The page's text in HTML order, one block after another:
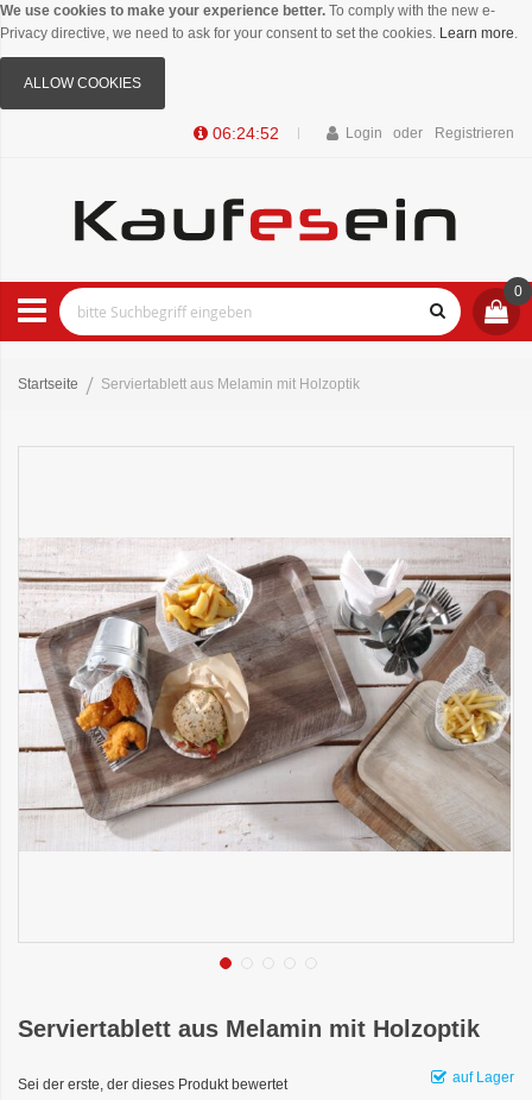
We use cookies to make your experience better. To comply with the new e-
Privacy directive, we need to ask for your consent to set the cookies. Learn more.
ALLOW COOKIES
Login Registrieren
06:24:51
0
Startseite Serviertablett aus Melamin mit Holzoptik
Serviertablett aus Melamin mit Holzoptik
auf Lager
Sei der erste, der dieses Produkt bewertet